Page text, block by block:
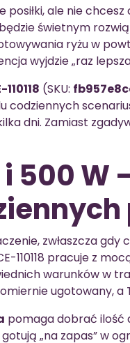
posiłki, ale nie
będzie świetnym
ryżu w
wyjdzie „raz
(SKU:
codziennych
dni. Zamiast
i 500 W
zwłaszcza
110118 pracuje z
warunków w
ugotowany, a
pomaga dobrać ilość
„na zapas” w